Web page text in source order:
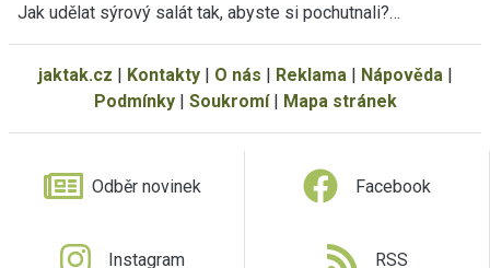
Jak udělat sýrový salát tak, abyste si pochutnali?…
jaktak.cz | Kontakty| O nás | Reklama| Nápověda|
Podmínky| Soukromí| Mapa stránek
Odběr novinek Facebook
Instagram RSS